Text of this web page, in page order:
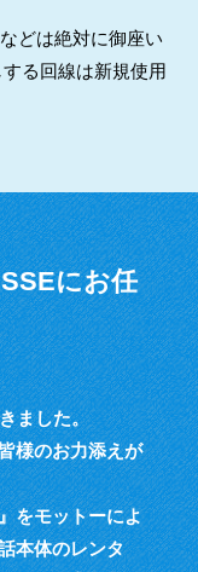
どは絶対に御座い
る回線は新規使用
にお任
ました。
様のお力添えが
をモットーによ
本体のレンタ